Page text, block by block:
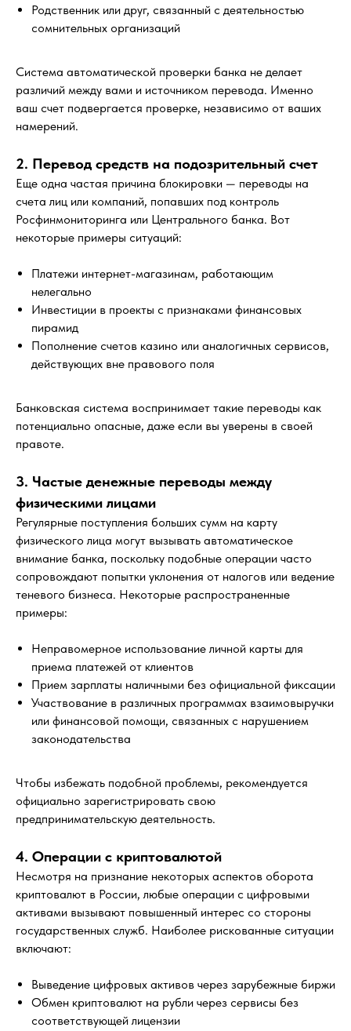
Родственник или друг, связанный с деятельностью
сомнительных организаций
Система автоматической проверки банка не делает
различий между вами и источником перевода. Именно
ваш счет подвергается проверке, независимо от ваших
намерений.
2. Перевод средств на подозрительный счет
Еще одна частая причина блокировки — переводы на
счета лиц или компаний, попавших под контроль
Росфинмониторинга или Центрального банка. Вот
некоторые примеры ситуаций:
Платежи интернет-магазинам, работающим
нелегально
Инвестиции в проекты с признаками финансовых
пирамид
Пополнение счетов казино или аналогичных сервисов,
действующих вне правового поля
Банковская система воспринимает такие переводы как
потенциально опасные, даже если вы уверены в своей
правоте.
3. Частые денежные переводы между
физическими лицами
Регулярные поступления больших сумм на карту
физического лица могут вызывать автоматическое
внимание банка, поскольку подобные операции часто
сопровождают попытки уклонения от налогов или ведение
теневого бизнеса. Некоторые распространенные
примеры:
Неправомерное использование личной карты для
приема платежей от клиентов
Прием зарплаты наличными без официальной фиксации
Участвование в различных программах взаимовыручки
или финансовой помощи, связанных с нарушением
законодательства
Чтобы избежать подобной проблемы, рекомендуется
официально зарегистрировать свою
предпринимательскую деятельность.
4. Операции с криптовалютой
Несмотря на признание некоторых аспектов оборота
криптовалют в России, любые операции с цифровыми
активами вызывают повышенный интерес со стороны
государственных служб. Наиболее рискованные ситуации
включают:
Выведение цифровых активов через зарубежные биржи
Обмен криптовалют на рубли через сервисы без
соответствующей лицензии